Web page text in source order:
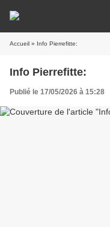
Accueil » Info Pierrefitte:
Info Pierrefitte:
Publié le 17/05/2026 à 15:28